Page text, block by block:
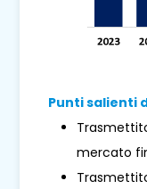
Punti salienti
mercato